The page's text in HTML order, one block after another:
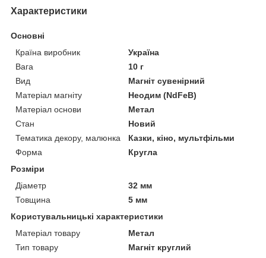
Характеристики
Основні
Країна виробник
Україна
Вага
10 г
Вид
Магніт сувенірний
Матеріал магніту
Неодим (NdFeB)
Матеріал основи
Метал
Стан
Новий
Тематика декору, малюнка
Казки, кіно, мультфільми
Форма
Кругла
Розміри
Діаметр
32 мм
Товщина
5 мм
Користувальницькі характеристики
Матеріал товару
Метал
Тип товару
Магніт круглий